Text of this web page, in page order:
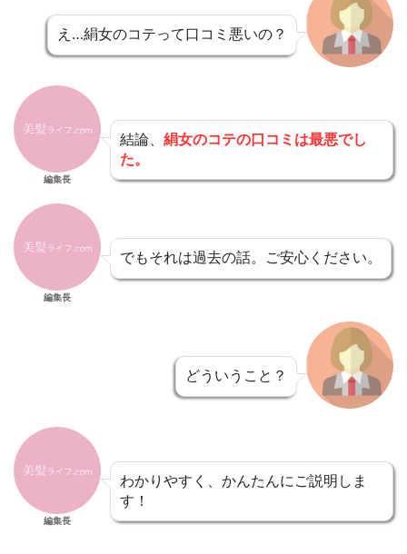
え…絹女のコテって口コミ悪いの？
編集長
結論、 絹女のコテの口コミは最悪でし
た。
編集長
でもそれは過去の話。ご安心ください。
どういうこと？
編集長
わかりやすく、かんたんにご説明しま
す！